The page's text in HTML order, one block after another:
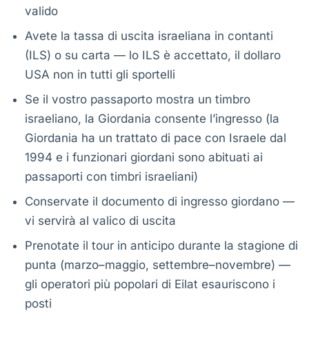
valido
Avete la tassa di uscita israeliana in contanti
(ILS) o su carta — lo ILS è accettato, il dollaro
USA non in tutti gli sportelli
Se il vostro passaporto mostra un timbro
israeliano, la Giordania consente l’ingresso (la
Giordania ha un trattato di pace con Israele dal
1994 e i funzionari giordani sono abituati ai
passaporti con timbri israeliani)
Conservate il documento di ingresso giordano —
vi servirà al valico di uscita
Prenotate il tour in anticipo durante la stagione di
punta (marzo–maggio, settembre–novembre) —
gli operatori più popolari di Eilat esauriscono i
posti